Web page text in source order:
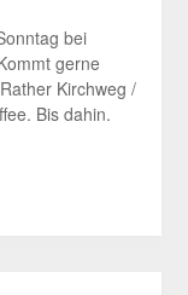
bei
gerne
Kirchweg /
Bis dahin.